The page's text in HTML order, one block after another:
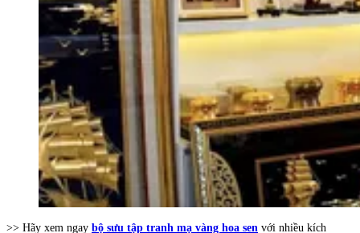
>> Hãy xem ngay bộ sưu tập tranh mạ vàng hoa sen với nhiều kích